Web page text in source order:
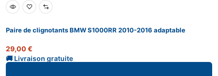
Paire de clignotants BMW S1000RR 2010-2016 adaptable
29,00 €